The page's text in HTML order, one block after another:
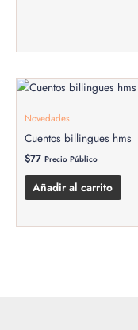
Novedades
Cuentos billingues hms
$77 Precio Público
Añadir al carrito